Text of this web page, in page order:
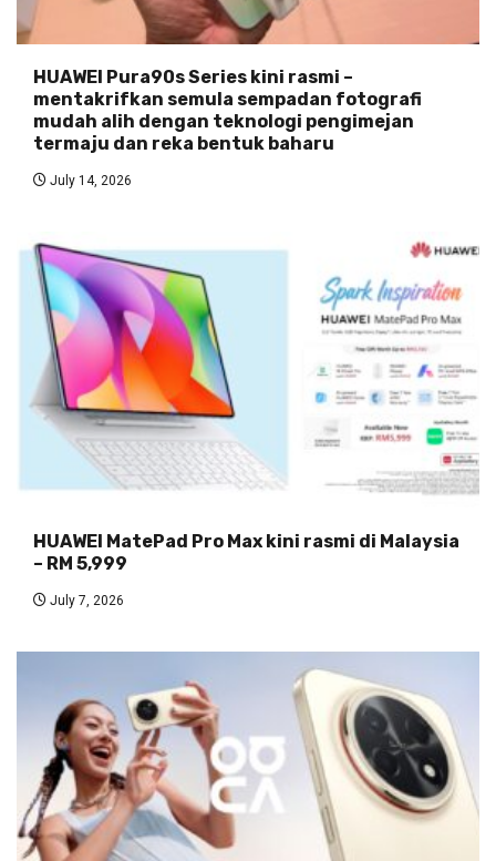
HUAWEI Pura90s Series kini rasmi –
mentakrifkan semula sempadan fotografi
mudah alih dengan teknologi pengimejan
termaju dan reka bentuk baharu
July 14, 2026
HUAWEI MatePad Pro Max kini rasmi di Malaysia
– RM 5,999
July 7, 2026